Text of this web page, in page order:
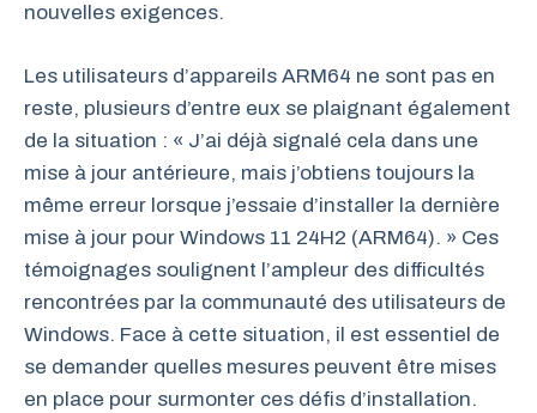
nouvelles exigences.
Les utilisateurs d’appareils ARM64 ne sont pas en
reste, plusieurs d’entre eux se plaignant également
de la situation : « J’ai déjà signalé cela dans une
mise à jour antérieure, mais j’obtiens toujours la
même erreur lorsque j’essaie d’installer la dernière
mise à jour pour Windows 11 24H2 (ARM64). » Ces
témoignages soulignent l’ampleur des difficultés
rencontrées par la communauté des utilisateurs de
Windows. Face à cette situation, il est essentiel de
se demander quelles mesures peuvent être mises
en place pour surmonter ces défis d’installation.